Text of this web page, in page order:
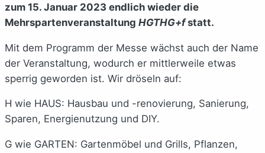
zum 15. Januar 2023 endlich wieder die
Mehrspartenveranstaltung HGTHG+fstatt.
Mit dem Programm der Messe wächst auch der Name
der Veranstaltung, wodurch er mittlerweile etwas
sperrig geworden ist. Wir dröseln auf:
H wie HAUS: Hausbau und -renovierung, Sanierung,
Sparen, Energienutzung und DIY.
G wie GARTEN: Gartenmöbel und Grills, Pflanzen,